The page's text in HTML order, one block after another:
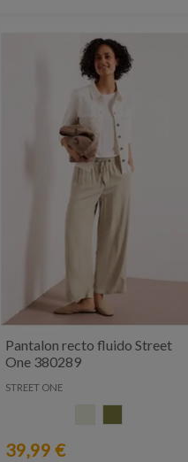
Pantalon recto fluido Street
One 380289
STREET ONE
39,99 €